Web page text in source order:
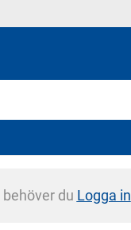
du Logga in